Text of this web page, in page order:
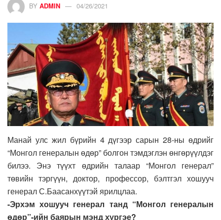
BY ADMIN 04/26/2021
Манай улс жил бүрийн 4 дүгээр сарын 28-ны өдрийг
“Монгол генералын өдөр” болгон тэмдэглэн өнгөрүүлдэг
билээ. Энэ түүхт өдрийн талаар “Монгол генерал”
төвийн тэргүүн, доктор, профессор, бэлтгэл хошууч
генерал С.Баасанхүүтэй ярилцлаа.
-Эрхэм хошууч генерал танд “Монгол генералын
өдөр”-ийн баярын мэнд хүргэе?